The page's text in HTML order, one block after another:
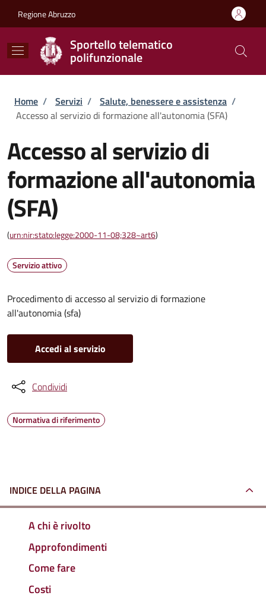
Regione Abruzzo
Sportello telematico
polifunzionale
Briciole di pane
Home / Servizi / Salute, benessere e assistenza /
Accesso al servizio di formazione all'autonomia (SFA)
Accesso al servizio di
formazione all'autonomia
(SFA)
(urn:nir:stato:legge:2000-11-08;328~art6)
Servizio attivo
Procedimento di accesso al servizio di formazione
all'autonomia (sfa)
Accedi al servizio
Condividi
Normativa di riferimento
INDICE DELLA PAGINA
A chi è rivolto
Approfondimenti
Come fare
Costi